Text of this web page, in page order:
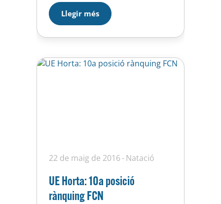
1.50.92 100 m lliures +65: José
Cuesta 1.12.66 50 m Braça
+60 Pedro Bago 46.28 50m
Braça +65 Loren…
Llegir més
22 de maig de 2016 Natació
UE Horta: 10a posició
rànquing FCN